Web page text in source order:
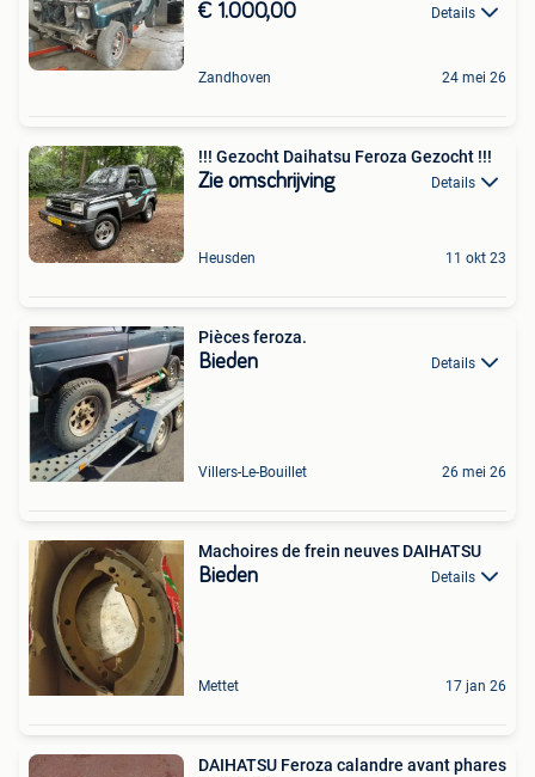
€ 1.000,00 Details
Zandhoven 24 mei 26
!!! Gezocht Daihatsu Feroza Gezocht !!!
Zie omschrijving Details
Heusden 11 okt 23
Pièces feroza.
Bieden Details
Villers-Le-Bouillet 26 mei 26
Machoires de frein neuves DAIHATSU
Bieden Details
Mettet 17 jan 26
DAIHATSU Feroza calandre avant phares